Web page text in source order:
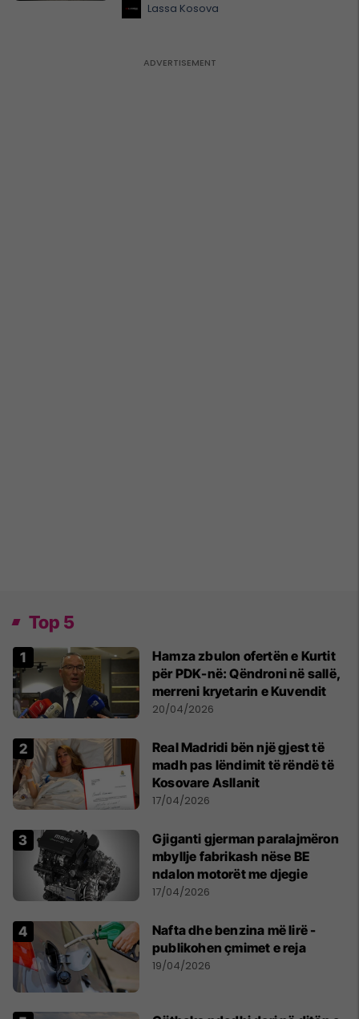
Lassa Kosova
Top 5
Hamza zbulon ofertën e Kurtit
për PDK-në: Qëndroni në sallë,
merreni kryetarin e Kuvendit
20/04/2026
Real Madridi bën një gjest të
madh pas lëndimit të rëndë të
Kosovare Asllanit
17/04/2026
Gjiganti gjerman paralajmëron
mbyllje fabrikash nëse BE
ndalon motorët me djegie
17/04/2026
Nafta dhe benzina më lirë -
publikohen çmimet e reja
19/04/2026